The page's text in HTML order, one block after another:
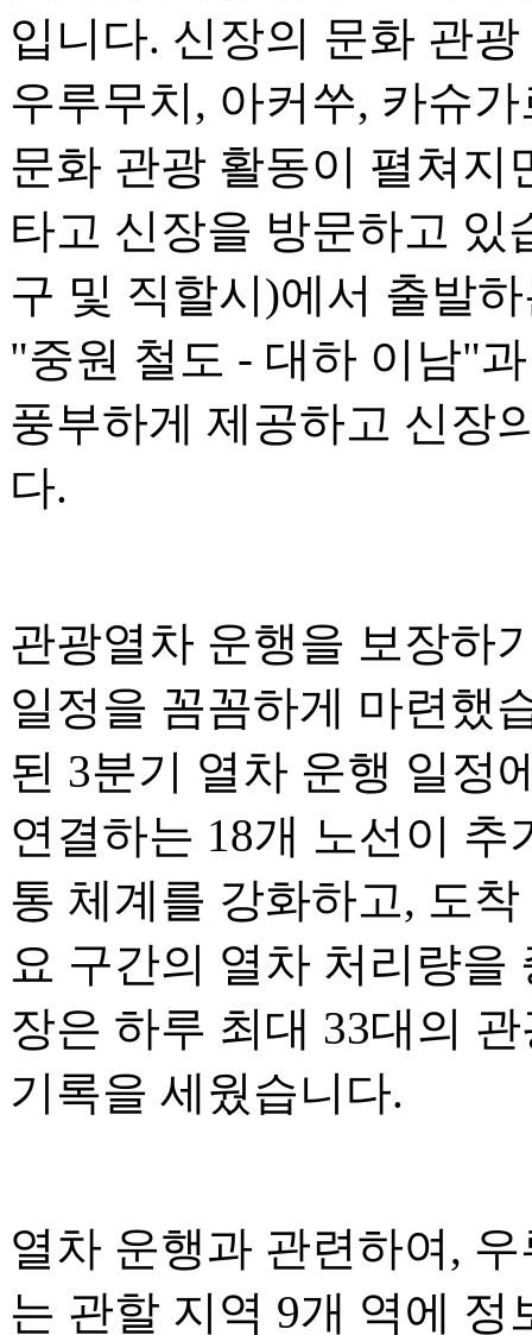
입니다. 신장의 문화 관
우루무치, 아커쑤, 카슈
문화 관광 활동이 펼쳐지
타고 신장을 방문하고 있
구 및 직할시)에서 출발
"중원 철도 - 대하 이남"
풍부하게 제공하고 신장
다.
관광열차 운행을 보장하
일정을 꼼꼼하게 마련했
된 3분기 열차 운행 일정
연결하는 18개 노선이
통 체계를 강화하고, 도
요 구간의 열차 처리량을
장은 하루 최대 33대의
기록을 세웠습니다.
열차 운행과 관련하여,
는 관할 지역 9개 역에